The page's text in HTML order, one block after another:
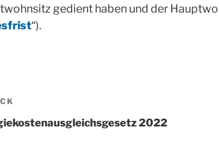
gedient haben und der
“).
2022